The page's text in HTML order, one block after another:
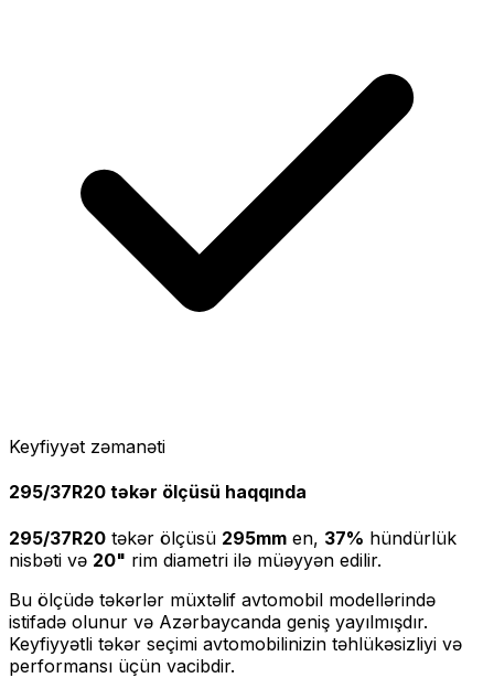
Keyfiyyət zəmanəti
295/37R20 təkər ölçüsü haqqında
295/37R20 təkər ölçüsü 295mm en, 37% hündürlük
nisbəti və 20" rim diametri ilə müəyyən edilir.
Bu ölçüdə təkərlər müxtəlif avtomobil modellərində
istifadə olunur və Azərbaycanda geniş yayılmışdır.
Keyfiyyətli təkər seçimi avtomobilinizin təhlükəsizliyi və
performansı üçün vacibdir.